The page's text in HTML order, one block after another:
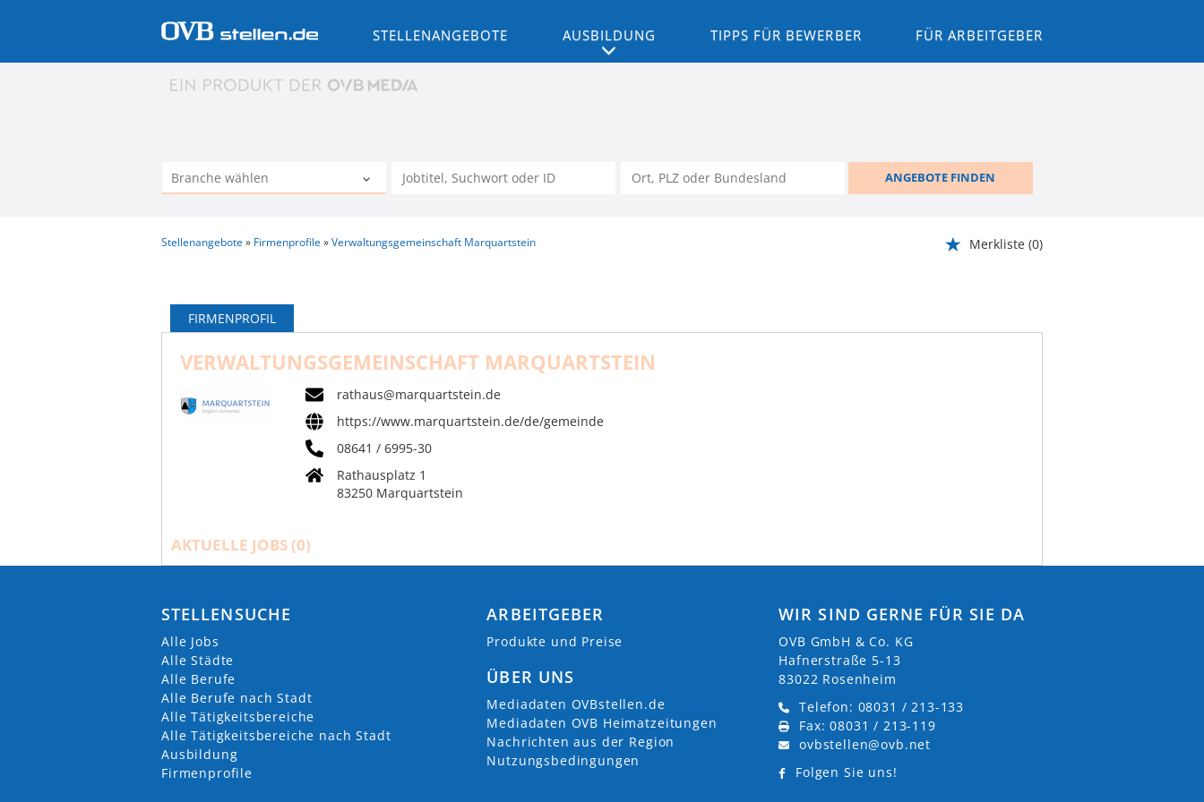
STELLENANGEBOTE AUSBILDUNG TIPPS FÜR BEWERBER FÜR ARBEITGEBER
ANGEBOTE FINDEN
Stellenangebote Firmenprofile Verwaltungsgemeinschaft Marquartstein Merkliste (0)
FIRMENPROFIL
VERWALTUNGSGEMEINSCHAFT MARQUARTSTEIN
rathaus@marquartstein.de
https://www.marquartstein.de/de/gemeinde
08641 / 6995-30
Rathausplatz 1
83250 Marquartstein
AKTUELLE JOBS (0)
STELLENSUCHE
Alle Jobs
Alle Städte
Alle Berufe
Alle Berufe nach Stadt
Alle Tätigkeitsbereiche
Alle Tätigkeitsbereiche nach Stadt
Ausbildung
Firmenprofile
ARBEITGEBER
Produkte und Preise
ÜBER UNS
Mediadaten OVBstellen.de
Mediadaten OVB Heimatzeitungen
Nachrichten aus der Region
Nutzungsbedingungen
WIR SIND GERNE FÜR SIE DA
OVB GmbH & Co. KG
Hafnerstraße 5-13
83022 Rosenheim
Telefon: 08031 / 213-133
Fax: 08031 / 213-119
ovbstellen@ovb.net
Folgen Sie uns!